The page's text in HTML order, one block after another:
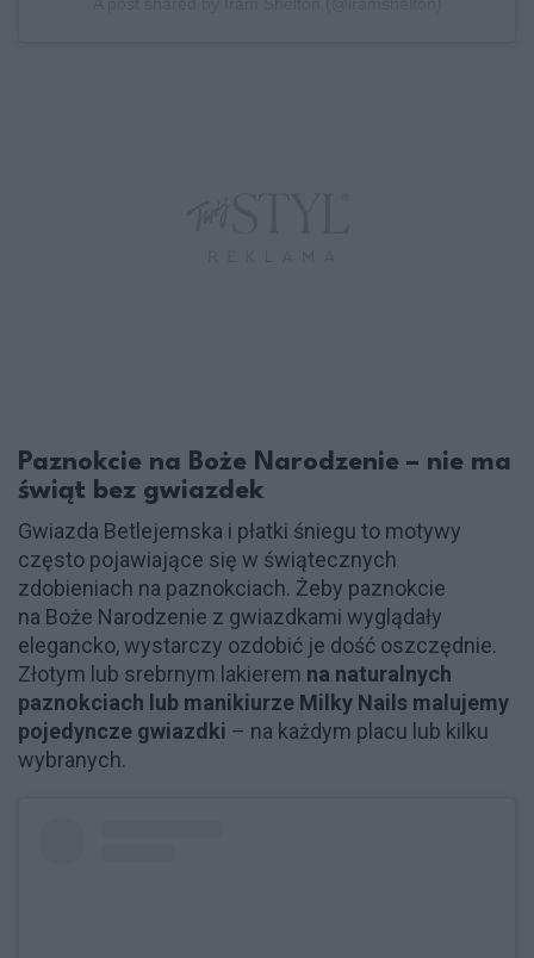
Paznokcie na Boże Narodzenie – nie ma
świąt bez gwiazdek
Gwiazda Betlejemska i płatki śniegu to motywy
często pojawiające się w świątecznych
zdobieniach na paznokciach. Żeby paznokcie
na Boże Narodzenie z gwiazdkami wyglądały
elegancko, wystarczy ozdobić je dość oszczędnie.
Złotym lub srebrnym lakierem na naturalnych
paznokciach lub manikiurze Milky Nails malujemy
pojedyncze gwiazdki – na każdym placu lub kilku
wybranych.